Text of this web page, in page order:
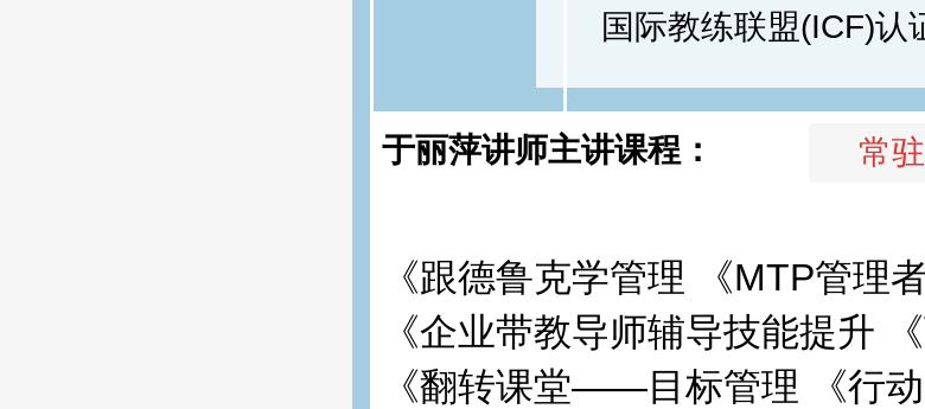
国际教练联盟(ICF)认
于丽萍讲师主讲课程： 常驻
《跟德鲁克学管理 《MTP管理
《企业带教导师辅导技能提升
《翻转课堂——目标管理 《行